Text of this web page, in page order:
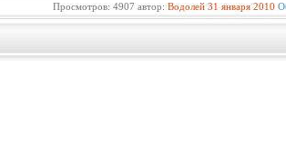
Просмотров: 4907 автор: Водолей 31 января 2010